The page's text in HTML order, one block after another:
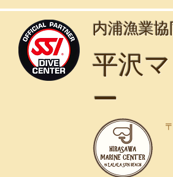
内浦漁業
平沢
ー